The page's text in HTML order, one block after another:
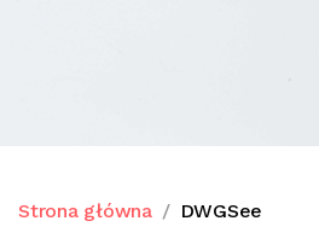
Strona główna DWGSee